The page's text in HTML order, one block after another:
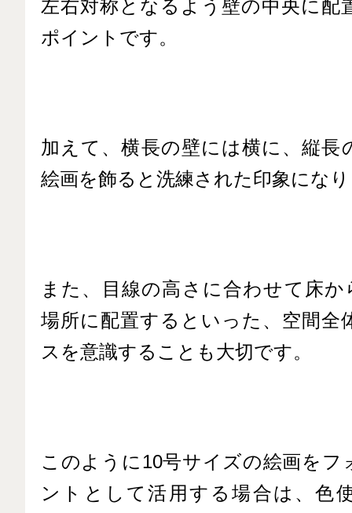
左右対称となるよう壁の中央に配
ポイントです。
加えて、横長の壁には横に、縦長
絵画を飾ると洗練された印象にな
また、目線の高さに合わせて床か
場所に配置するといった、空間全
スを意識することも大切です。
このように10号サイズの絵画をフ
ントとして活用する場合は、色